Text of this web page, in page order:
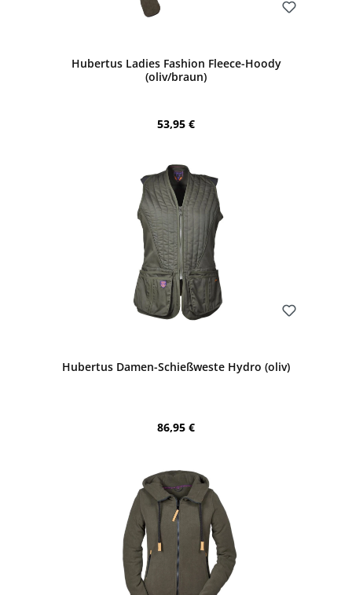
Hubertus Ladies Fashion Fleece-Hoody
(oliv/braun)
Regulärer Preis:
53,95 €
Hubertus Damen-Schießweste Hydro (oliv)
Regulärer Preis:
86,95 €